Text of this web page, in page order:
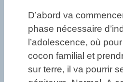
D’abord va
phase nécessaire
l’adolescence, où
cocon familial et
sur terre, il va pourrir